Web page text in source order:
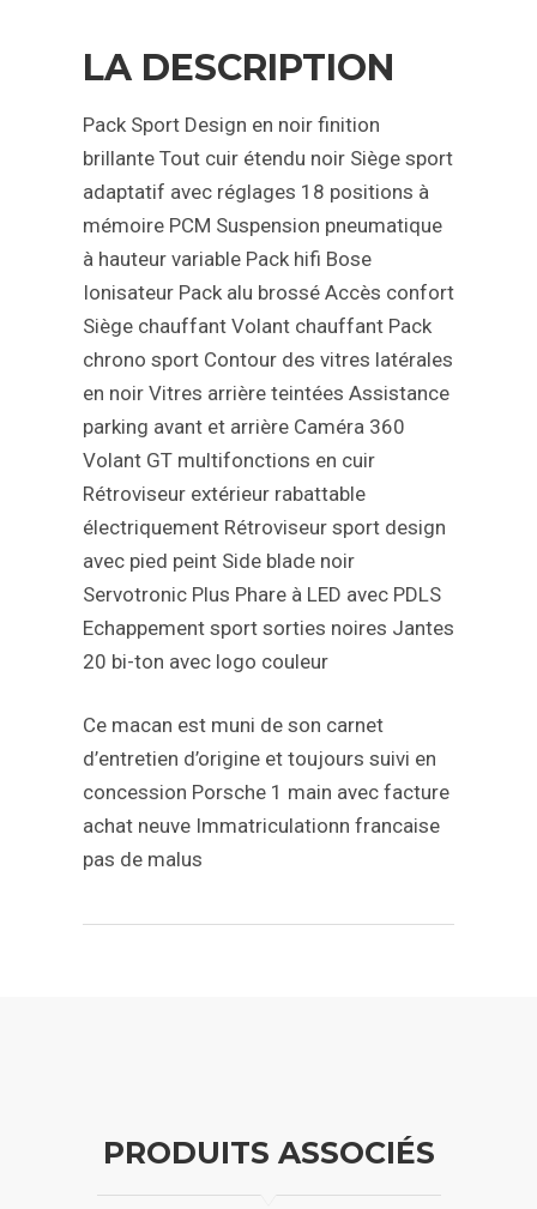
LA DESCRIPTION
Pack Sport Design en noir finition
brillante Tout cuir étendu noir Siège sport
adaptatif avec réglages 18 positions à
mémoire PCM Suspension pneumatique
à hauteur variable Pack hifi Bose
Ionisateur Pack alu brossé Accès confort
Siège chauffant Volant chauffant Pack
chrono sport Contour des vitres latérales
en noir Vitres arrière teintées Assistance
parking avant et arrière Caméra 360
Volant GT multifonctions en cuir
Rétroviseur extérieur rabattable
électriquement Rétroviseur sport design
avec pied peint Side blade noir
Servotronic Plus Phare à LED avec PDLS
Echappement sport sorties noires Jantes
20 bi-ton avec logo couleur
Ce macan est muni de son carnet
d’entretien d’origine et toujours suivi en
concession Porsche 1 main avec facture
achat neuve Immatriculationn francaise
pas de malus
PRODUITS ASSOCIÉS